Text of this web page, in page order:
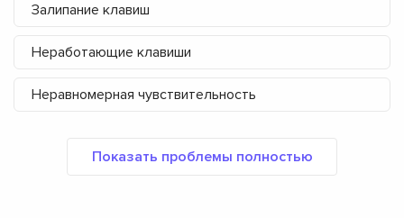
Залипание клавиш
Неработающие клавиши
Неравномерная чувствительность